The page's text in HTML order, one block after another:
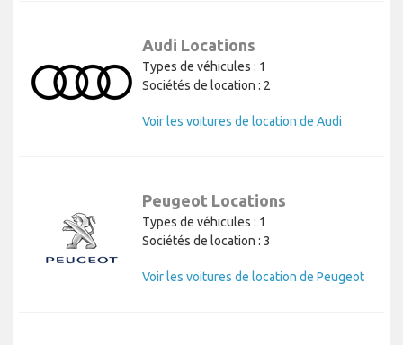
Audi Locations
Types de véhicules : 1
Sociétés de location : 2
Voir les voitures de location de Audi
Peugeot Locations
Types de véhicules : 1
Sociétés de location : 3
Voir les voitures de location de Peugeot